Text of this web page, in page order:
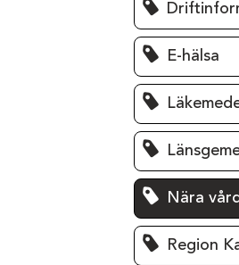
E-hälsa
Nära vård
Region